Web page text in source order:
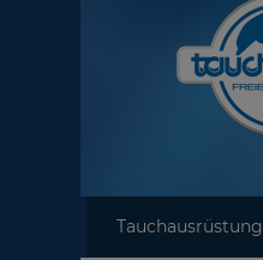
Tauchausrüstung